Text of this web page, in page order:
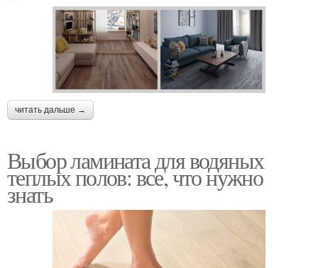
читать дальше →
Выбор ламината для водяных
теплых полов: все, что нужно
знать